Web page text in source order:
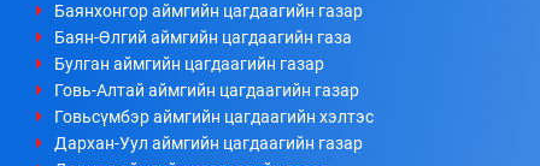
Баянхонгор аймгийн цагдаагийн газар
Баян-Өлгий аймгийн цагдаагийн газа
Булган аймгийн цагдаагийн газар
Говь-Алтай аймгийн цагдаагийн газар
Говьсүмбэр аймгийн цагдаагийн хэлтэс
Дархан-Уул аймгийн цагдаагийн газар